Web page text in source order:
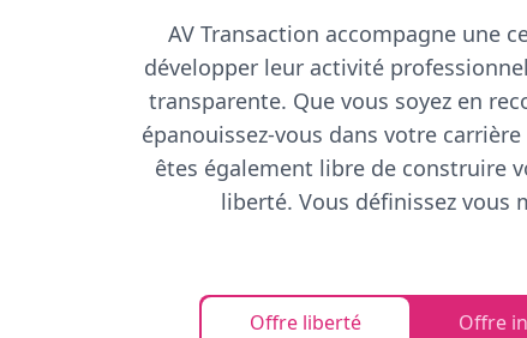
AV Transaction accompagne une
développer leur activité
transparente. Que vous soyez en
épanouissez-vous dans votre
êtes également libre de construire
liberté. Vous définissez vous
Offre liberté Offre